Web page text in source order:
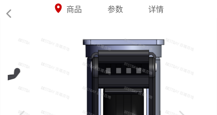

 商品 参数 详情